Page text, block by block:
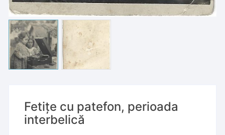
Fetițe cu patefon, perioada
interbelică